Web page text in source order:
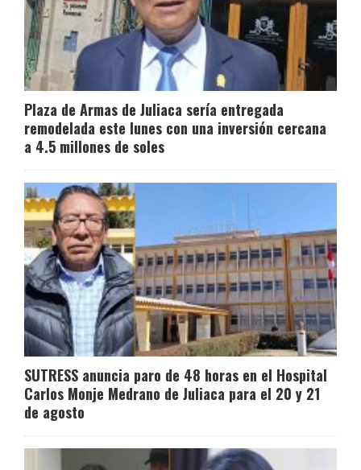
Plaza de Armas de Juliaca sería entregada
remodelada este lunes con una inversión cercana
a 4.5 millones de soles
SUTRESS anuncia paro de 48 horas en el Hospital
Carlos Monje Medrano de Juliaca para el 20 y 21
de agosto